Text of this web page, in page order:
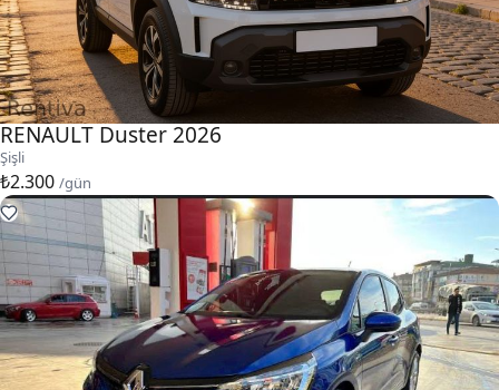
RENAULT Duster 2026
Şişli
₺2.300 /gün